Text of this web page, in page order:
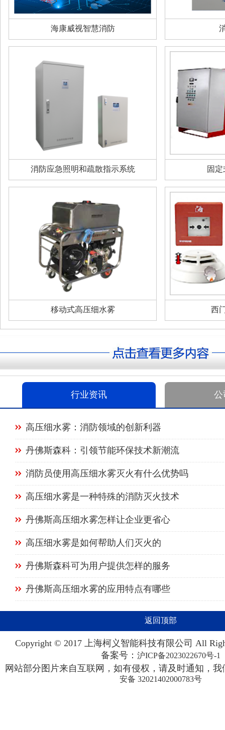
海康威视智慧消防
消防应急照明和疏散指示系统 固
移动式高压细水雾 西
行业资讯 公
高压细水雾：消防领域的创新利器
丹佛斯森科：引领节能环保技术新潮流
消防员使用高压细水雾灭火有什么优势吗
高压细水雾是一种特殊的消防灭火技术
丹佛斯高压细水雾怎样让企业更省心
高压细水雾是如何帮助人们灭火的
丹佛斯森科可为用户提供怎样的服务
丹佛斯高压细水雾的应用特点有哪些
返回顶部
Copyright © 2017 上海柯义智能科技有限公司 All
备案号： 沪ICP备2023022670号-1
网站部分图片来自互联网，如有侵权，请及时通知，
安备 32021402000783号